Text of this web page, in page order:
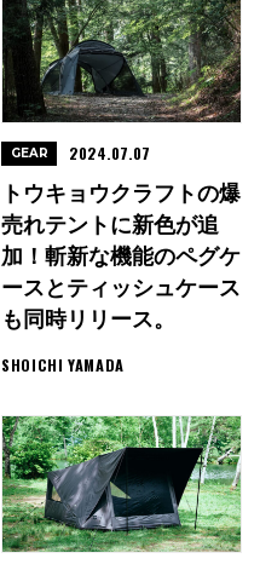
トウキョウクラフトの爆
売れテントに新色が追
加！斬新な機能のペグケ
ースとティッシュケース
も同時リリース。
SHOICHI YAMADA
GEAR 2024.07.07